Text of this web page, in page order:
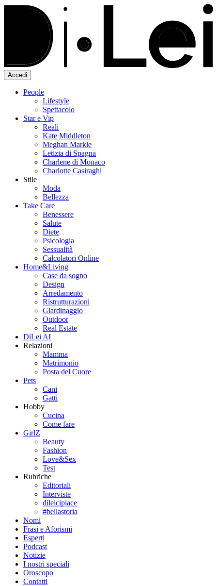
Accedi
People
Lifestyle
Spettacolo
Star e Vip
Reali
Kate Middleton
Meghan Markle
Letizia di Spagna
Charlene di Monaco
Charlotte Casiraghi
Stile
Moda
Bellezza
Take Care
Benessere
Salute
Diete
Psicologia
Sessualità
Calcolatori Online
Home&Living
Case da sogno
Design
Arredamento
Ristrutturazioni
Giardinaggio
Outdoor
Real Estate
DiLei AI
Relazioni
Mamma
Matrimonio
Posta del Cuore
Pets
Cani
Gatti
Hobby
Cucina
Come fare
GirlZ
Beauty
Fashion
Love&Sex
Test
Rubriche
Editoriali
Interviste
dileicipiace
#bellastoria
Nomi
Frasi e Aforismi
Esperti
Podcast
Notizie
I nostri speciali
Oroscopo
Contatti